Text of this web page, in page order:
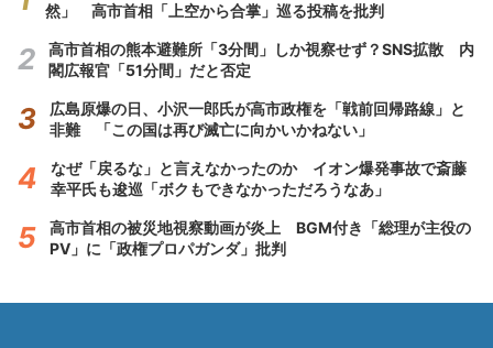
然」 高市首相「上空から合掌」巡る投稿を批判
高市首相の熊本避難所「3分間」しか視察せず？SNS拡散 内
閣広報官「51分間」だと否定
広島原爆の日、小沢一郎氏が高市政権を「戦前回帰路線」と
非難 「この国は再び滅亡に向かいかねない」
なぜ「戻るな」と言えなかったのか イオン爆発事故で斎藤
幸平氏も逡巡「ボクもできなかっただろうなあ」
高市首相の被災地視察動画が炎上 BGM付き「総理が主役の
PV」に「政権プロパガンダ」批判